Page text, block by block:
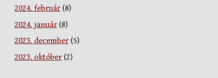
2024. február(8)
2024. január(8)
2023. december(5)
2023. október(2)